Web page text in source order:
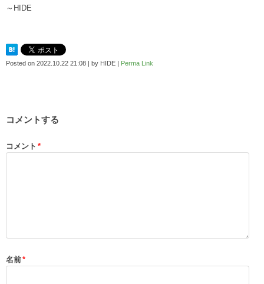
～HIDE
Posted on 2022.10.22 21:08 by HIDE Perma Link
コメントする
コメント *
名前*